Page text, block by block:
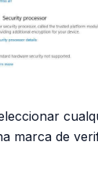
marca de